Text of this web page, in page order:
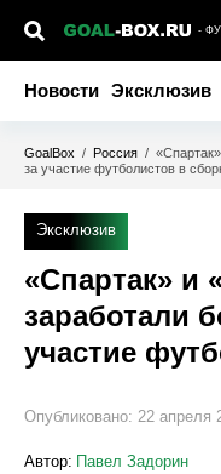
-
Новости Эксклюзив
GoalBox / Россия /
за участие футболистов в
Эксклюзив
«Спартак» и
заработали
участие
Опубликовано: 22 апреля
Автор: Павел Задорин